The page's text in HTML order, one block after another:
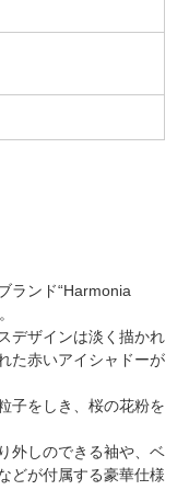
ランド“Harmonia
デザインは淡く描かれ
た赤いアイシャドーが
子をしき、桜の花粉を
外しのできる袖や、ベ
どが付属する豪華仕様